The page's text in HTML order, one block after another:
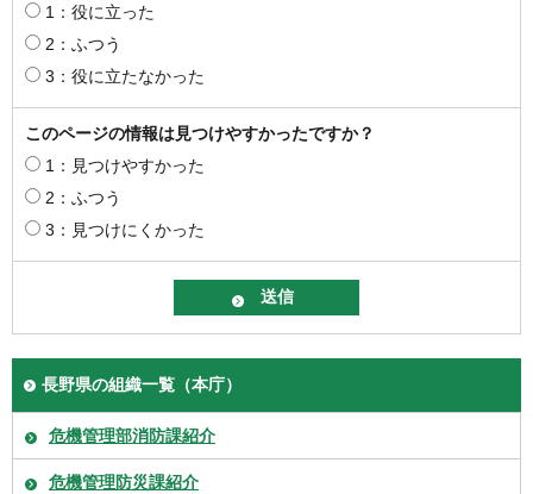
1：役に立った
2：ふつう
3：役に立たなかった
このページの情報は見つけやすかったですか？
1：見つけやすかった
2：ふつう
3：見つけにくかった
長野県の組織一覧（本庁）
危機管理部消防課紹介
危機管理防災課紹介